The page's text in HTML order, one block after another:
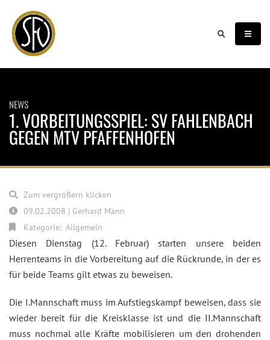
NEWS
1. VORBEITUNGSSPIEL: SV FAHLENBACH
GEGEN MTV PFAFFENHOFEN
Diesen Dienstag (12. Februar) starten unsere beiden
Herrenteams in die Vorbereitung auf die Rückrunde, in der es
für beide Teams gilt etwas zu beweisen.
Die I.Mannschaft muss im Aufstiegskampf beweisen, dass sie
wieder bereit für die Kreisklasse ist und die II.Mannschaft
muss nochmal alle Kräfte mobilisieren um den drohenden
Zum vergrößern klicken
09.02.2008 | Gerhard Mann
Kategorie: Allgemein